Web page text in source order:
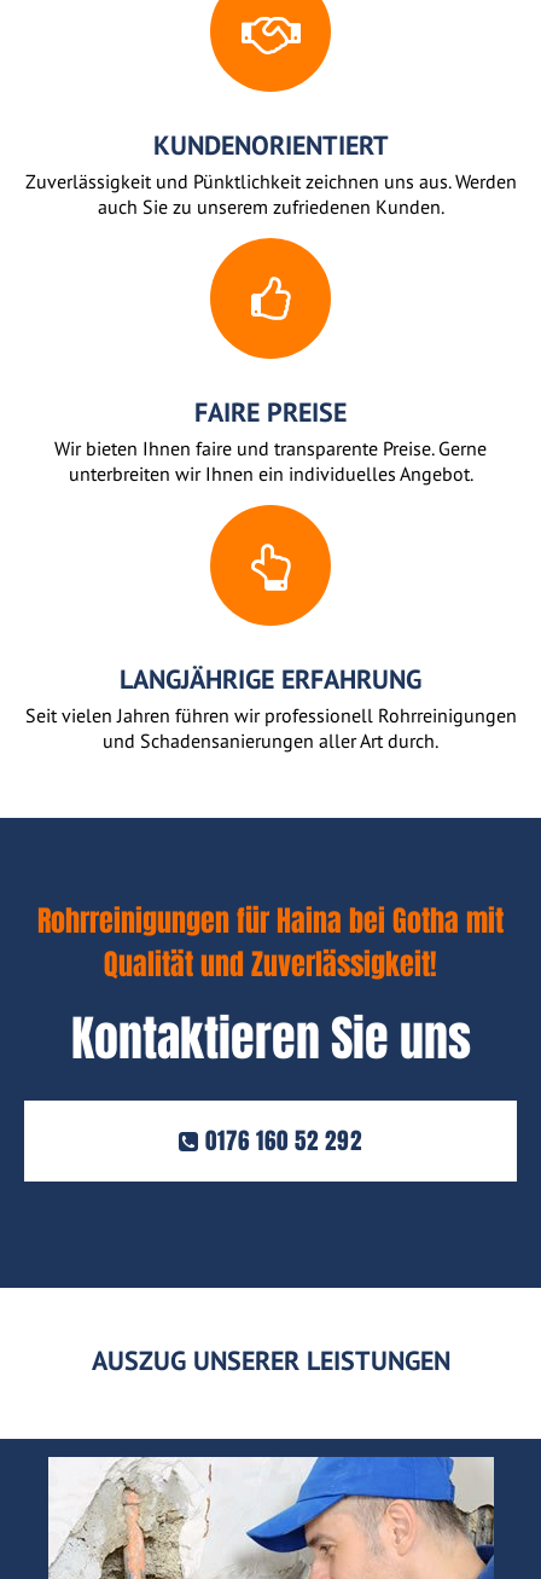
KUNDENORIENTIERT
Zuverlässigkeit und Pünktlichkeit zeichnen uns aus. Werden
auch Sie zu unserem zufriedenen Kunden.
FAIRE PREISE
Wir bieten Ihnen faire und transparente Preise. Gerne
unterbreiten wir Ihnen ein individuelles Angebot.
LANGJÄHRIGE ERFAHRUNG
Seit vielen Jahren führen wir professionell Rohrreinigungen
und Schadensanierungen aller Art durch.
Rohrreinigungen für Haina bei Gotha mit
Qualität und Zuverlässigkeit!
Kontaktieren Sie uns
0176 160 52 292
AUSZUG UNSERER LEISTUNGEN